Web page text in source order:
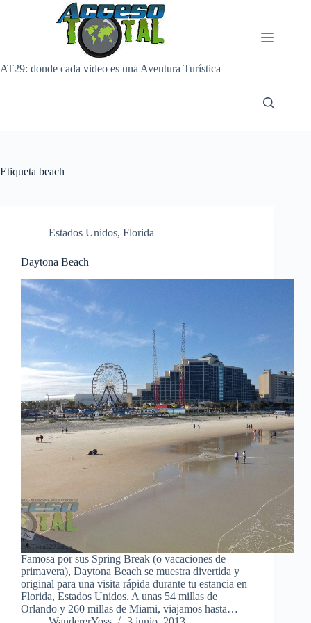
AT29: donde cada video es una Aventura Turística
Etiqueta beach
Estados Unidos, Florida
Daytona Beach
Famosa por sus Spring Break (o vacaciones de
primavera), Daytona Beach se muestra divertida y
original para una visita rápida durante tu estancia en
Florida, Estados Unidos. A unas 54 millas de
Orlando y 260 millas de Miami, viajamos hasta…